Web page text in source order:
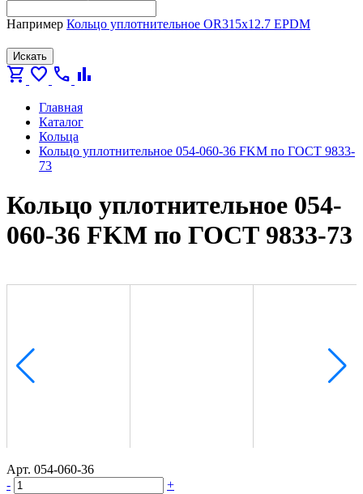
Например Кольцо уплотнительное OR315x12.7 EPDM
Искать
shopping_cart favorite call bar_chart
Главная
Каталог
Кольца
Кольцо уплотнительное 054-060-36 FKM по ГОСТ 9833-
73
Кольцо уплотнительное 054-
060-36 FKM по ГОСТ 9833-73
Арт. 054-060-36
-
+